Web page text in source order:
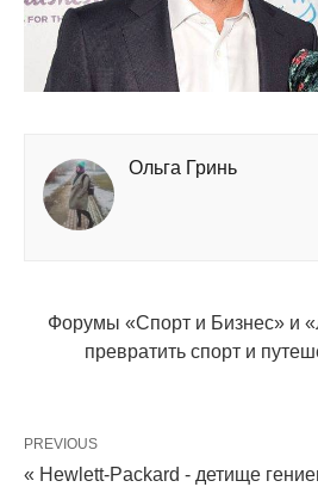
Ольга Гринь
Форумы «Спорт и Бизнес» и
превратить спорт и
PREVIOUS
« Hewlett-Packard - детище